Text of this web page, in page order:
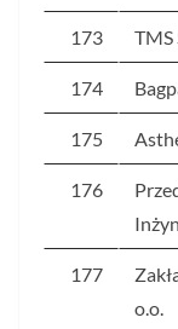
173 TMS
174
175
176
177
o.o.